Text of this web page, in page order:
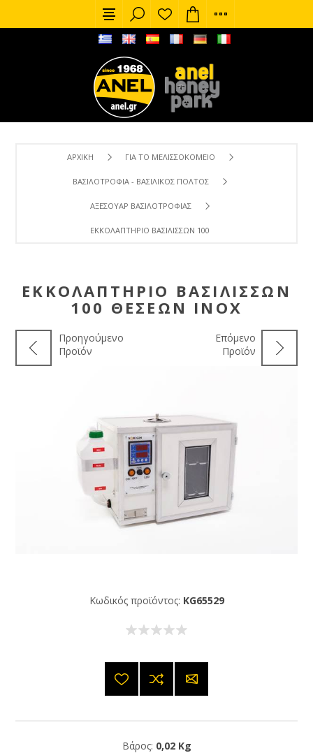
ΑΡΧΙΚΉ ΓΙΑ ΤΟ ΜΕΛΙΣΣΟΚΟΜΕΊΟ
ΒΑΣΙΛΟΤΡΟΦΊΑ - ΒΑΣΙΛΙΚΌΣ ΠΟΛΤΌΣ
ΑΞΕΣΟΥΆΡ ΒΑΣΙΛΟΤΡΟΦΊΑΣ
ΕΚΚΟΛΑΠΤΉΡΙΟ ΒΑΣΙΛΙΣΣΏΝ 100 ΘΈΣΕΩΝ ΙΝΟΧ
ΕΚΚΟΛΑΠΤΉΡΙΟ ΒΑΣΙΛΙΣΣΏΝ
100 ΘΈΣΕΩΝ ΙΝΟΧ
Προηγούμενο
Προϊόν
Επόμενο
Προϊόν
Κωδικός προϊόντος: KG65529
Βάρος: 0,02 Kg